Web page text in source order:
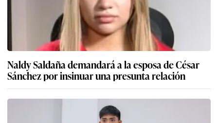
Naldy Saldaña demandará a la esposa de César
Sánchez por insinuar una presunta relación